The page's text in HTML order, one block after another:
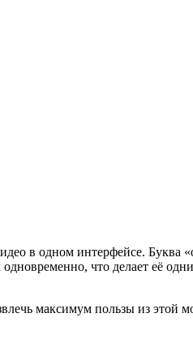
в одном интерфейсе. Буква
что делает её
максимум пользы из этой